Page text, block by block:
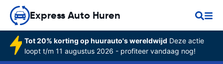
Express Auto Huren
Tot 20% korting op huurauto's wereldwijd Deze actie
loopt t/m 11 augustus 2026 - profiteer vandaag nog!